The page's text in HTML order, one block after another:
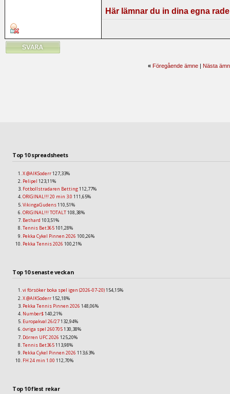
Här lämnar du in dina egna
« Föregående ämne| Nästa
Top 10 spreadsheets
X @AIKSoderr127,33%
Pelipel 123,11%
Fotbollstradaren Betting112,77%
ORIGINAL!!! 20 min 3.0 111,65%
VikingaGudens110,51%
ORIGINAL!!! TOTALT108,38%
Bethard 103,51%
Tennis Bet365101,28%
Pekka Cykel Pinnen 2026 100,26%
Pekka Tennis 2026 100,21%
Top 10 senaste veckan
vi försöker boka spel igen (2026-07-20)154,15%
X @AIKSoderr152,18%
Pekka Tennis Pinnen 2026 148,06%
Number$140,21%
Europakval 26/27132,94%
övriga spel 260705130,38%
Dörren UFC 2026 125,20%
Tennis Bet365113,98%
Pekka Cykel Pinnen 2026 113,63%
FH 24 min 1.00 112,70%
Top 10 flest rekar